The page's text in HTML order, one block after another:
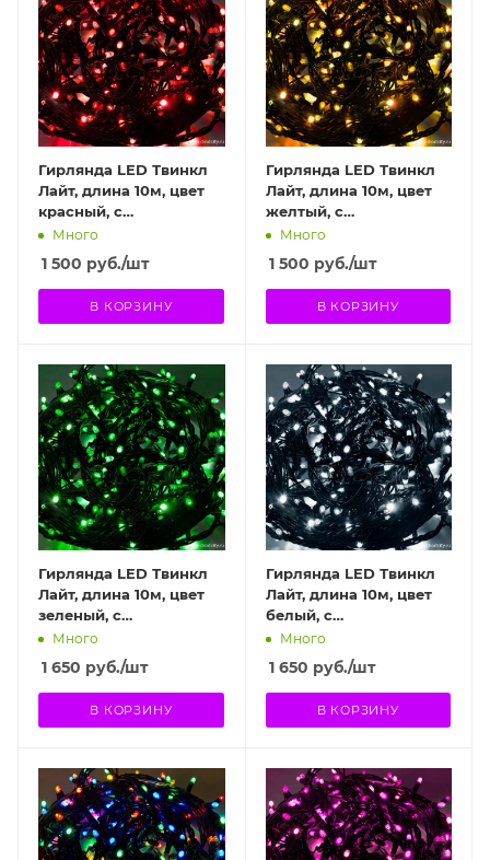
Гирлянда LED Твинкл
Лайт, длина 10м, цвет
красный, с
контроллером
Много
1 500 руб./шт
В КОРЗИНУ
Гирлянда LED Твинкл
Лайт, длина 10м, цвет
желтый, с
контроллером
Много
1 500 руб./шт
В КОРЗИНУ
Гирлянда LED Твинкл
Лайт, длина 10м, цвет
зеленый, с
контроллером
Много
1 650 руб./шт
В КОРЗИНУ
Гирлянда LED Твинкл
Лайт, длина 10м, цвет
белый, с
контроллером
Много
1 650 руб./шт
В КОРЗИНУ